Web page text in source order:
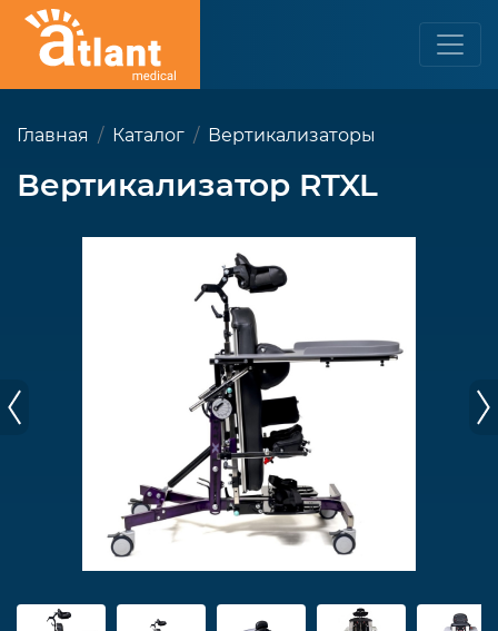
Главная Каталог Вертикализаторы
Вертикализатор RTXL